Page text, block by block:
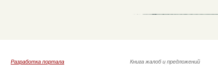
Разработка портала
Книга жалоб и предложений